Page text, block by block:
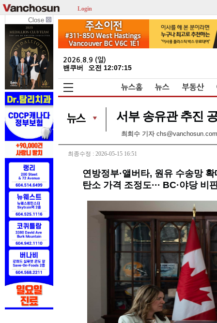
Login
Close
2026.8.9 (일)
밴쿠버 오전 12:07:15
뉴스홈 뉴스 부동산
서부 송유관 추진
최희수 기자 chs@vanchosun.com
최종수정 : 2026-05-15 16:51
연방정부·앨버타, 원유 수송망
탄소 가격 조정도··· BC·야당 비